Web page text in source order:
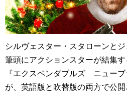
シルヴェスター・スタローンと
筆頭にアクションスターが結集
『エクスペンダブルズ ニュー
が、英語版と吹替版の両方で公開